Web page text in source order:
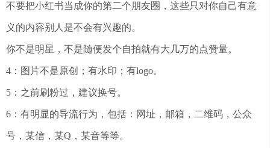
不要把小红书当成你的第二个朋友圈，这些只对你自己有意
义的内容别人是不会有兴趣的。
你不是明星，不是随便发个自拍就有大几万的点赞量。
4：图片不是原创；有水印；有logo。
5：之前刷粉过，建议换号。
6：有明显的导流行为，包括：网址，邮箱，二维码，公众
号，某信，某Q，某音等等。